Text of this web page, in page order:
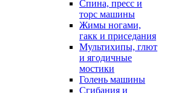
Спина, пресс и
торс машины
Жимы ногами,
гакк и приседания
Мультихипы, глют
и ягодичные
мостики
Голень машины
Сгибания и